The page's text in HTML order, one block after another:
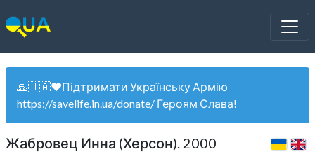
🙏🇺🇦❤️Підтримати Українську Армію
https://savelife.in.ua/donate/ Героям Слава!
Жабровец Инна (Херсон). 2000